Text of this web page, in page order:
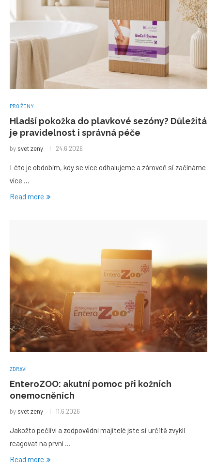
PRO ŽENY
Hladší pokožka do plavkové sezóny? Důležitá
je pravidelnost i správná péče
by svet zeny 24.6.2026
Léto je obdobím, kdy se více odhalujeme a zároveň si začínáme
více …
Read more
ZDRAVÍ
EnteroZOO: akutní pomoc při kožních
onemocněních
by svet zeny 11.6.2026
Jakožto pečliví a zodpovědní majitelé jste si určitě zvykli
reagovat na první …
Read more